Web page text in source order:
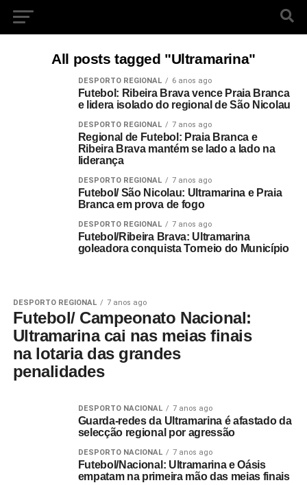
All posts tagged "Ultramarina"
DESPORTO REGIONAL 6 anos ago
Futebol: Ribeira Brava vence Praia Branca
e lidera isolado do regional de São Nicolau
DESPORTO REGIONAL 7 anos ago
Regional de Futebol: Praia Branca e
Ribeira Brava mantém se lado a lado na
liderança
DESPORTO REGIONAL 7 anos ago
Futebol/ São Nicolau: Ultramarina e Praia
Branca em prova de fogo
DESPORTO REGIONAL 7 anos ago
Futebol/Ribeira Brava: Ultramarina
goleadora conquista Torneio do Município
DESPORTO REGIONAL 7 anos ago
Futebol/ Campeonato Nacional:
Ultramarina cai nas meias finais
na lotaria das grandes
penalidades
DESPORTO NACIONAL 7 anos ago
Guarda-redes da Ultramarina é afastado da
selecção regional por agressão
DESPORTO NACIONAL 7 anos ago
Futebol/Nacional: Ultramarina e Oásis
empatam na primeira mão das meias finais